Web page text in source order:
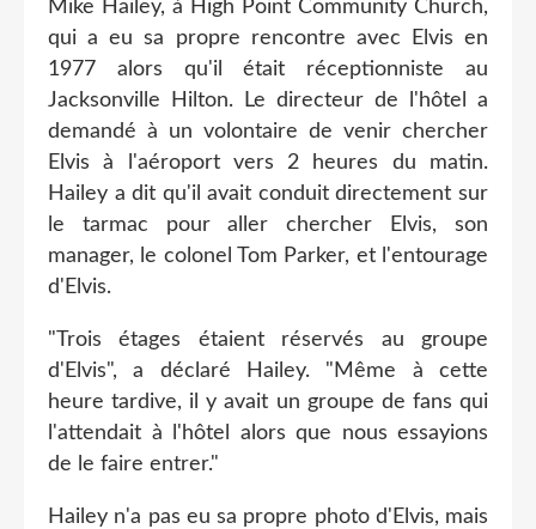
Mike Hailey, à High Point Community Church,
qui a eu sa propre rencontre avec Elvis en
1977 alors qu'il était réceptionniste au
Jacksonville Hilton. Le directeur de l'hôtel a
demandé à un volontaire de venir chercher
Elvis à l'aéroport vers 2 heures du matin.
Hailey a dit qu'il avait conduit directement sur
le tarmac pour aller chercher Elvis, son
manager, le colonel Tom Parker, et l'entourage
d'Elvis.
"Trois étages étaient réservés au groupe
d'Elvis", a déclaré Hailey. "Même à cette
heure tardive, il y avait un groupe de fans qui
l'attendait à l'hôtel alors que nous essayions
de le faire entrer."
Hailey n'a pas eu sa propre photo d'Elvis, mais